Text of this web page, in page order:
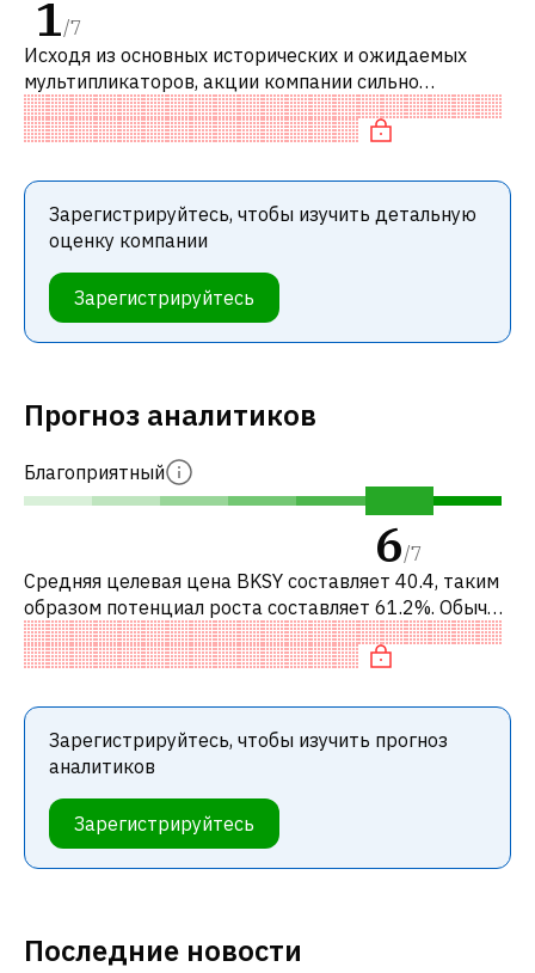
Последние новости
1/7
Исходя из основных исторических и ожидаемых
мультипликаторов, акции компании сильно
переоценены по сравнению с аналогичными
компаниями.
Зарегистрируйтесь, чтобы изучить детальную
оценку компании
Зарегистрируйтесь
Прогноз аналитиков
Благоприятный
6/7
Средняя целевая цена BKSY составляет 40.4, таким
образом потенциал роста составляет 61.2%. Обычно
это означает рекомендацию «ПОКУПАТЬ» среди
инвестиционных компаний или р
Зарегистрируйтесь, чтобы изучить прогноз
аналитиков
Зарегистрируйтесь